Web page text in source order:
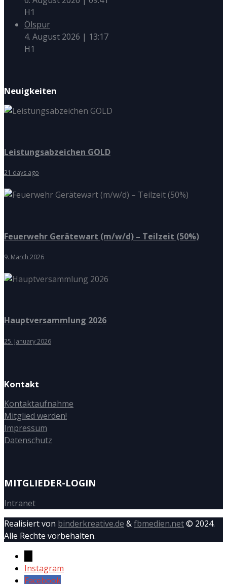
H1
Ölspur
4. August 2026 | 13:17
H1
Neuigkeiten
Leistungsabzeichen GOLD
21 days ago
Feuerwehr Gerätewart (m/w/d) – Teilzeit (50%)
9. March 2026
Hauptversammlung 2026
25. January 2026
Kontakt
Kontaktaufnahme
Mitglied werden!
Impressum
Datenschutz
MITGLIEDER-LOGIN
Intranet
Realisiert von binderkreative.de &fbmedien.net© 2024.
Alle Rechte vorbehalten.
Instagram
Facebook